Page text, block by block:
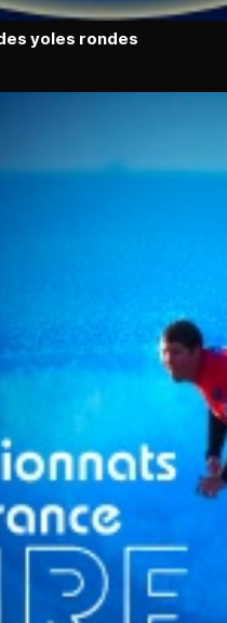
yoles rondes